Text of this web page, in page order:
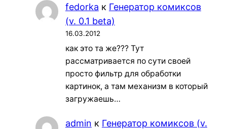
fedorka к Генератор комиксов
(v. 0.1 beta)
16.03.2012
как это та же??? Тут
рассматривается по сути своей
просто фильтр для обработки
картинок, а там механизм в который
загружаешь…
admin к Генератор комиксов (v.